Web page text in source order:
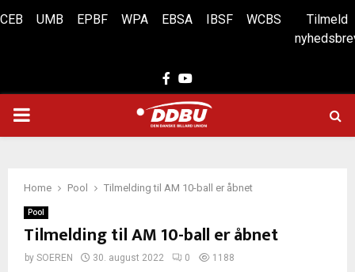
CEB UMB EPBF WPA EBSA IBSF WCBS
Tilmeld
Facebook
Youtube
PRIMARY
Home Pool Tilmelding til AM 10-ball er åbnet
Pool
Tilmelding til AM 10-ball er åbnet
by SOEREN 30. august 2022 0 1188